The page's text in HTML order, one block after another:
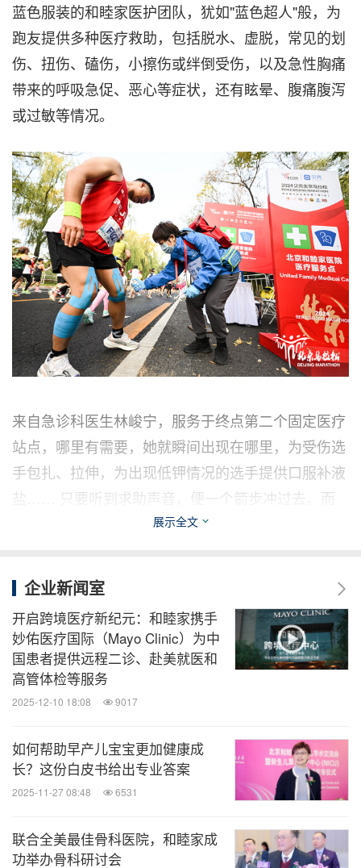
蓝色服装的和睦家医护团队，犹如"蓝色超人"般，为
跑友提供多种医疗救助，包括脱水、虚脱，常见的划
伤、扭伤、磕伤，小擦伤或绊倒受伤，以及急性胸痛
带来的呼吸急促、恶心等症状，还有眩晕、腹痛腹泻
或过敏等情况。
来自急诊科医生林峻宁，服务于终点第二个固定医疗
站点，哪里有需要，她就瞬间出现在哪里，为受伤选
手包扎、拉伸，为出现低钾情况的选手提供口服补液
盐…… 只要听到求助声音，便一个箭步冲过去。而
这种忙碌的场景在其他医疗站点同样上演。
觉怎么样，好点了没？" 面对受伤的选手时，胡龙华
医生一边轻声细语地和被救助者聊天，一边温柔地处
理各种状况。胡医生表示，和被救助的选手聊天，一
方面判断他们的意识情况，看是否需要进一步的医疗
措施，另一方面也希望通过言语安慰，缓解他们紧张
赛事增添了温度。
展示全文
企业新闻室
开启跨境医疗新纪元：和睦家携手
妙佑医疗国际（Mayo Clinic）为中
国患者提供远程二诊、赴美就医和
高管体检等服务
2025-12-10 18:08 9017
如何帮助早产儿宝宝更加健康成
长？这份白皮书给出专业答案
2025-11-27 08:48 6531
联合全美最佳骨科医院，和睦家成
功举办骨科研讨会